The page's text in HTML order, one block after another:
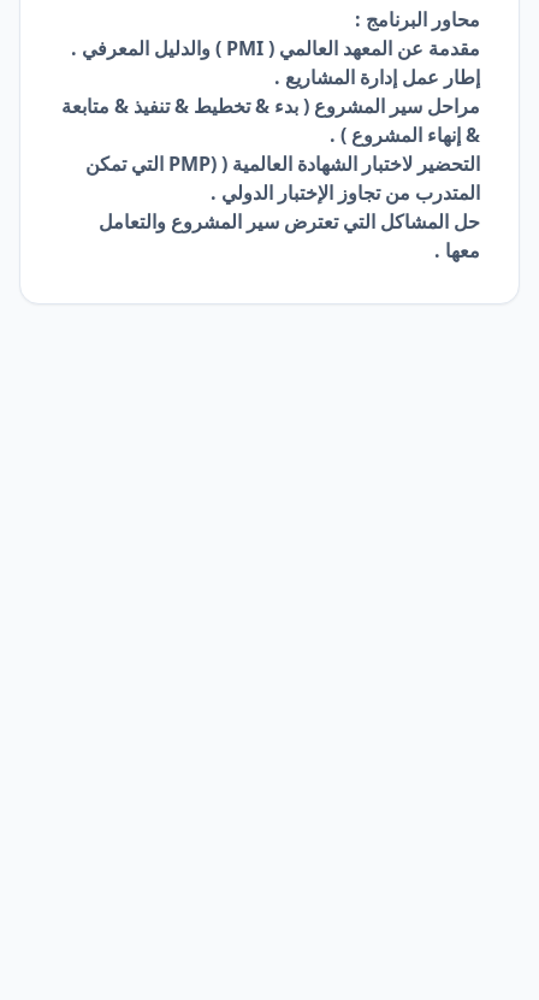
محاور البرنامج :
مقدمة عن المعهد العالمي ( PMI ) والدليل المعرفي .
إطار عمل إدارة المشاريع .
مراحل سير المشروع ( بدء & تخطيط & تنفيذ & متابعة
& إنهاء المشروع ) .
التحضير لاختبار الشهادة العالمية ( (PMP التي تمكن
المتدرب من تجاوز الإختبار الدولي .
حل المشاكل التي تعترض سير المشروع والتعامل
معها .